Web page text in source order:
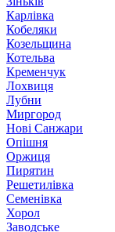
Карлівка
Кобеляки
Козельщина
Котельва
Кременчук
Лохвиця
Лубни
Миргород
Нові Санжари
Опішня
Оржиця
Пирятин
Решетилівка
Семенівка
Хорол
Заводське